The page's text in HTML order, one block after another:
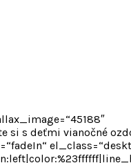
s deťmi vianočné